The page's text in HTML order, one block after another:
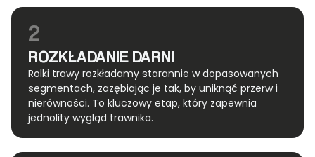
2
ROZKŁADANIE DARNI
Rolki trawy rozkładamy starannie w dopasowanych
segmentach, zazębiając je tak, by uniknąć przerw i
nierówności. To kluczowy etap, który zapewnia
jednolity wygląd trawnika.